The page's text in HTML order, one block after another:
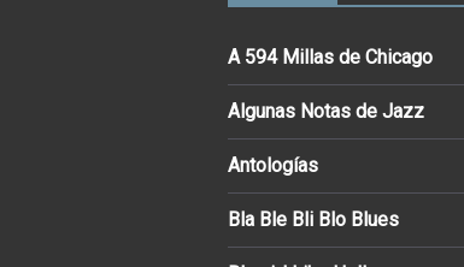
A 594 Millas de Chicago
Algunas Notas de Jazz
Antologías
Bla Ble Bli Blo Blues